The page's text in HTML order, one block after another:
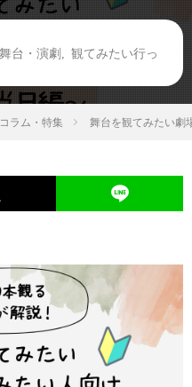
舞台・演劇
観てみたい行っ
コラム・特集 舞台を観てみたい劇